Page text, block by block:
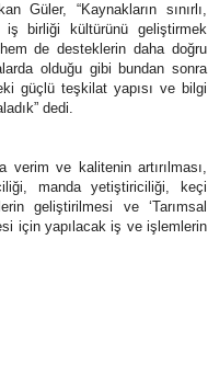
Güler, “Kaynakların sınırlı,
iş birliği kültürünü geliştirmek
de desteklerin daha doğru
olduğu gibi bundan sonra
güçlü teşkilat yapısı ve bilgi
dedi.
verim ve kalitenin artırılması,
manda yetiştiriciliği, keçi
geliştirilmesi ve ‘Tarımsal
için yapılacak iş ve işlemlerin